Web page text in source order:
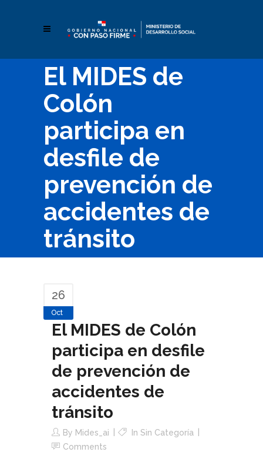
El MIDES de
Colón
participa en
desfile de
prevención de
accidentes de
tránsito
26
Oct
El MIDES de Colón
participa en desfile
de prevención de
accidentes de
tránsito
By Mides_ai
In Sin Categoría
Comments